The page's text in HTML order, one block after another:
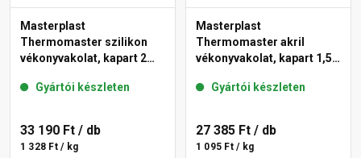
Masterplast
Thermomaster szilikon
vékonyvakolat, kapart 2
Gyártói készleten
33 190 Ft / db
1 328 Ft / kg
Masterplast
Thermomaster akril
vékonyvakolat, kapart 1,5
Gyártói készleten
27 385 Ft / db
1 095 Ft / kg